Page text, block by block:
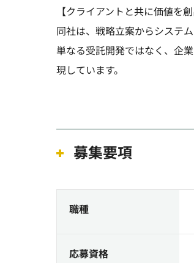
【クライアントと共に価値を
同社は、戦略立案からシステ
単なる受託開発ではなく、企
現しています。
募集要項
職種
応募資格